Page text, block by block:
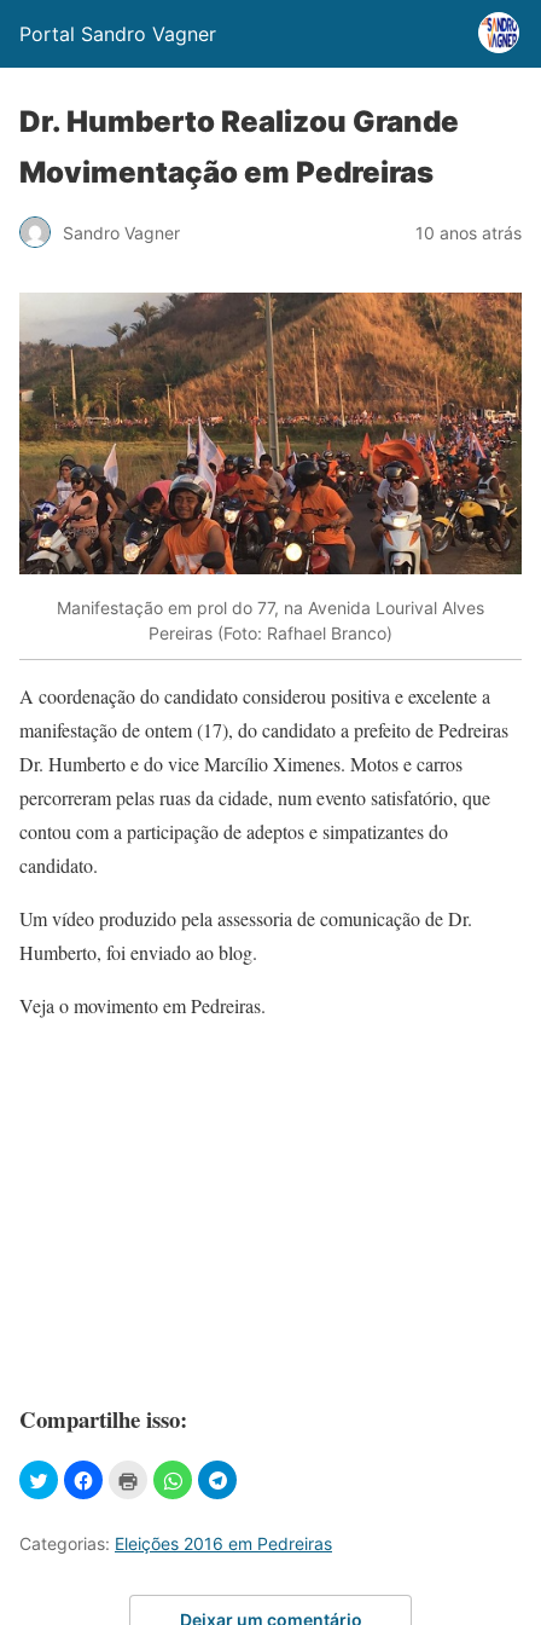
Portal Sandro Vagner
Dr. Humberto Realizou Grande
Movimentação em Pedreiras
Sandro Vagner 10 anos atrás
Manifestação em prol do 77, na Avenida Lourival Alves
Pereiras (Foto: Rafhael Branco)
A coordenação do candidato considerou positiva e excelente a
manifestação de ontem (17), do candidato a prefeito de Pedreiras
Dr. Humberto e do vice Marcílio Ximenes. Motos e carros
percorreram pelas ruas da cidade, num evento satisfatório, que
contou com a participação de adeptos e simpatizantes do
candidato.
Um vídeo produzido pela assessoria de comunicação de Dr.
Humberto, foi enviado ao blog.
Veja o movimento em Pedreiras.
Compartilhe isso:
Categorias: Eleições 2016 em Pedreiras
Deixar um comentário